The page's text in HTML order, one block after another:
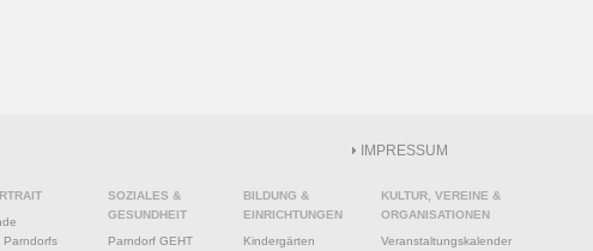
IMPRESSUM
Parndorfs
SOZIALES &
GESUNDHEIT
Parndorf GEHT
BILDUNG &
EINRICHTUNGEN
Kindergärten
KULTUR, VEREINE &
ORGANISATIONEN
Veranstaltungskalender